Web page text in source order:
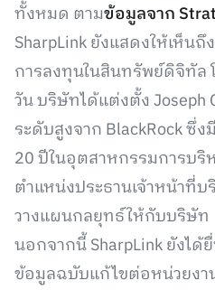
ทั้งหมด ตามข้อมูลจาก
SharpLink ยังแสดงให้เห็น
การลงทุนในสินทรัพย์ดิจิทัล
วัน บริษัทได้แต่งตั้ง Joseph
ระดับสูงจาก BlackRock ซึ่
20 ปีในอุตสาหกรรมการบริ
ตำแหน่งประธานเจ้าหน้าที่บ
วางแผนกลยุทธ์ให้กับบริษัท
นอกจากนี้ SharpLink ยังได้
ข้อมูลฉบับแก้ไขต่อหน่วยงา